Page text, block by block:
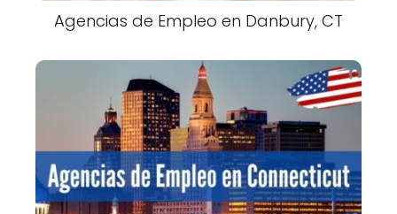
Agencias de Empleo en Danbury, CT